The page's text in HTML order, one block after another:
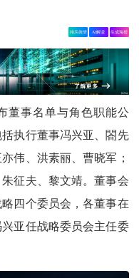
相关舆情 AI解读 生成海报
董事名单与角色职能公
执行董事冯兴亚、閤先
伟、洪素丽、曹晓军；
征夫、黎文靖。董事会
四个委员会，各董事在
亚任战略委员会主任委